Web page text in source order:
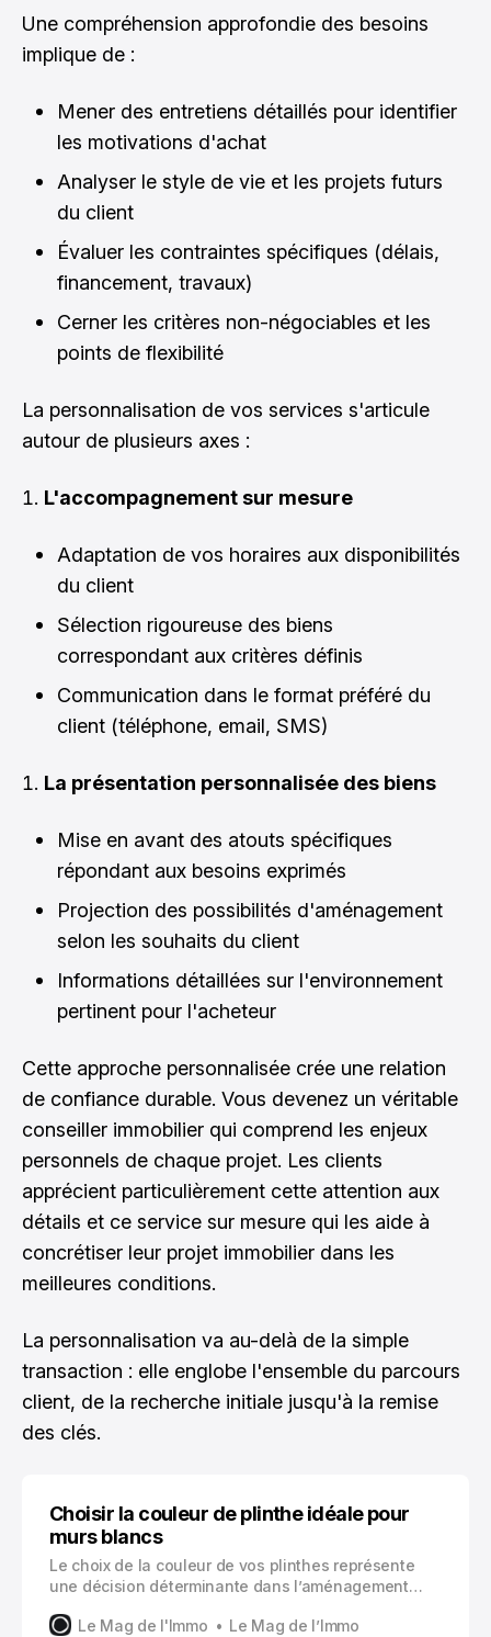
Une compréhension approfondie des besoins
implique de :
Mener des entretiens détaillés pour identifier
les motivations d'achat
Analyser le style de vie et les projets futurs
du client
Évaluer les contraintes spécifiques (délais,
financement, travaux)
Cerner les critères non-négociables et les
points de flexibilité
La personnalisation de vos services s'articule
autour de plusieurs axes :
L'accompagnement sur mesure
Adaptation de vos horaires aux disponibilités
du client
Sélection rigoureuse des biens
correspondant aux critères définis
Communication dans le format préféré du
client (téléphone, email, SMS)
La présentation personnalisée des biens
Mise en avant des atouts spécifiques
répondant aux besoins exprimés
Projection des possibilités d'aménagement
selon les souhaits du client
Informations détaillées sur l'environnement
pertinent pour l'acheteur
Cette approche personnalisée crée une relation
de confiance durable. Vous devenez un véritable
conseiller immobilier qui comprend les enjeux
personnels de chaque projet. Les clients
apprécient particulièrement cette attention aux
détails et ce service sur mesure qui les aide à
concrétiser leur projet immobilier dans les
meilleures conditions.
La personnalisation va au-delà de la simple
transaction : elle englobe l'ensemble du parcours
client, de la recherche initiale jusqu'à la remise
des clés.
Choisir la couleur de plinthe idéale pour
murs blancs
Le choix de la couleur de vos plinthes représente
une décision déterminante dans l’aménagement
d’être anodine, influence directement l’harmonie
Le Mag de l'Immo Le Mag de l’Immo